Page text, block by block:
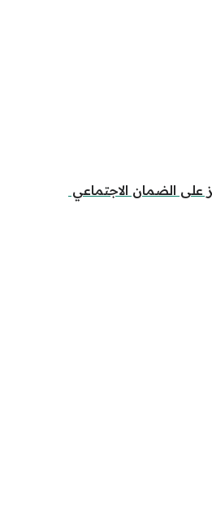
على الضمان الاجتماعي